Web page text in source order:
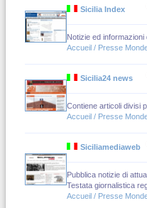
Sicilia Index
Notizie ed
Accueil / Presse
Sicilia24 news
Contiene articoli divisi
Accueil / Presse
Siciliamediaweb
Pubblica notizie di
Testata giornalistica
Accueil / Presse